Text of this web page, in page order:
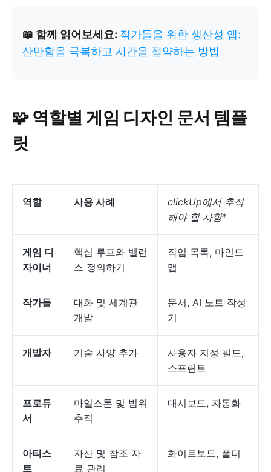
📖 함께 읽어보세요: 작가들을 위한 생산성 앱:
산만함을 극복하고 시간을 절약하는 방법
🧩 역할별 게임 디자인 문서 템플
릿
역할 사용 사례
clickUp에서 추적
해야 할 사항*
게임 디
자이너
핵심 루프와 밸런
스 정의하기
작업 목록, 마인드
맵
작가들
대화 및 세계관
개발
문서, AI 노트 작성
기
개발자 기술 사양 추가
사용자 지정 필드,
스프린트
프로듀
서
마일스톤 및 범위
추적
대시보드, 자동화
아티스
트
자산 및 참조 자
료 관리
화이트보드, 폴더